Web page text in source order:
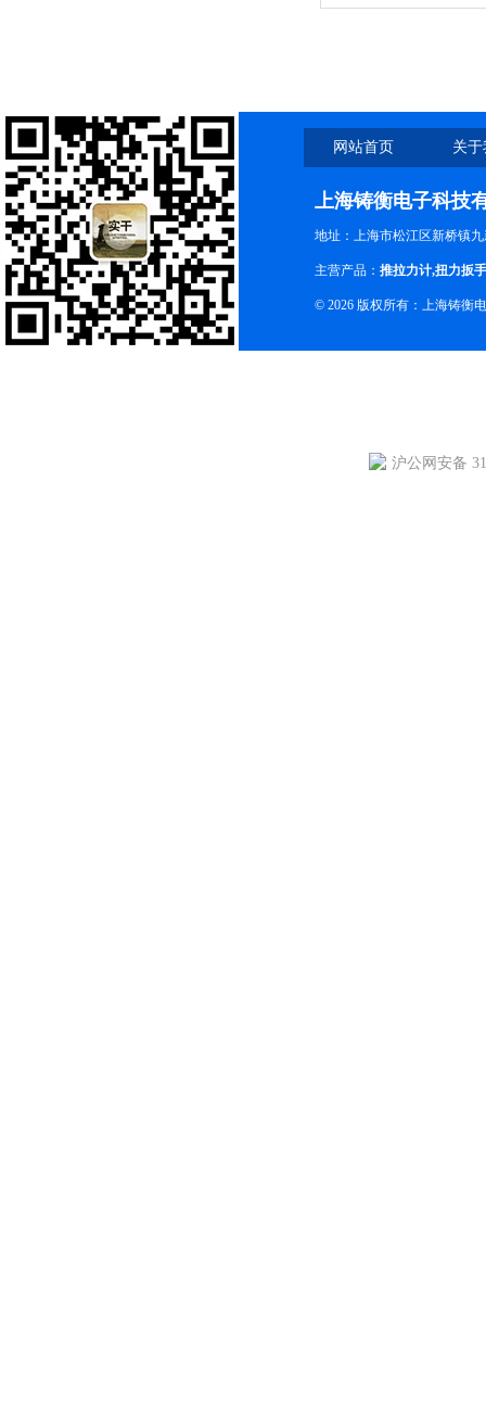
网站首页 关
上海铸衡电子科技
地址：上海市松江区新桥镇
主营产品： 推拉力计,扭力扳手
© 2026 版权所有：上海铸衡
沪公网安备